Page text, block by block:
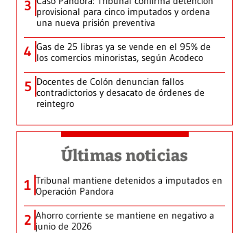
3 provisional para cinco imputados y ordena
una nueva prisión preventiva
4 Gas de 25 libras ya se vende en el 95% de
los comercios minoristas, según Acodeco
5 Docentes de Colón denuncian fallos
contradictorios y desacato de órdenes de
reintegro
Últimas noticias
1 Tribunal mantiene detenidos a imputados en
Operación Pandora
2 Ahorro corriente se mantiene en negativo a
junio de 2026